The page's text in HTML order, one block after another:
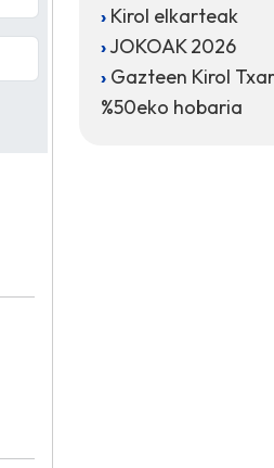
Kirol elkarteak
JOKOAK 2026
Gazteen Kirol
%50eko hobaria